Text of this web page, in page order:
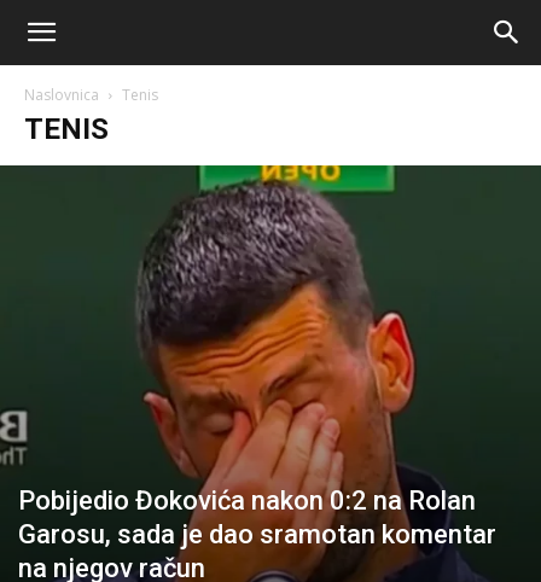
Sport
Naslovnica Tenis
TENIS
Pobijedio Đokovića nakon 0:2 na Rolan
Garosu, sada je dao sramotan komentar
na njegov račun